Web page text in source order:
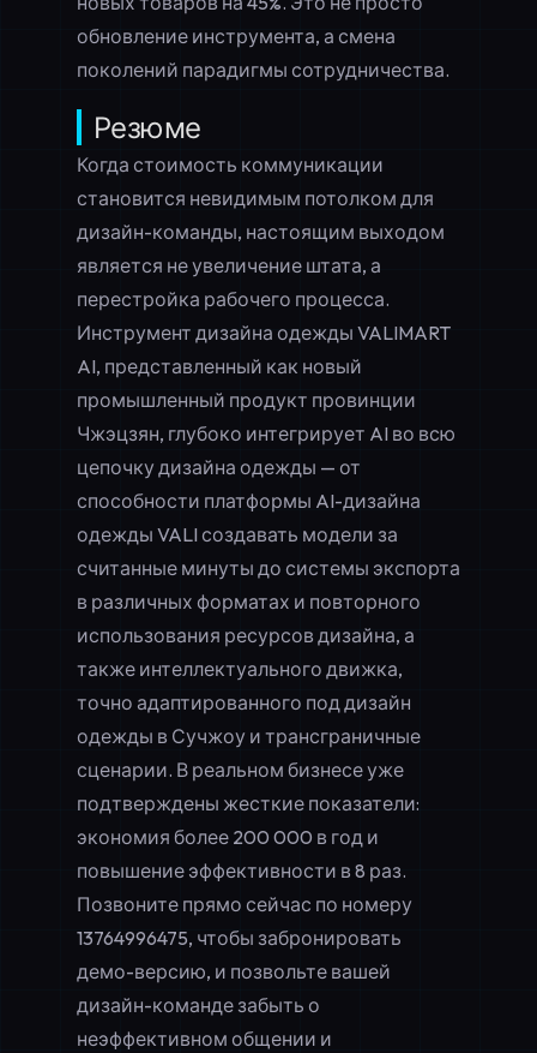
обновление инструмента, а смена
поколений парадигмы сотрудничества.
Резюме
Когда стоимость коммуникации
становится невидимым потолком для
дизайн-команды, настоящим выходом
является не увеличение штата, а
перестройка рабочего процесса.
Инструмент дизайна одежды VALIMART
AI, представленный как новый
промышленный продукт провинции
Чжэцзян, глубоко интегрирует AI во всю
цепочку дизайна одежды — от
способности платформы AI-дизайна
одежды VALI создавать модели за
считанные минуты до системы экспорта
в различных форматах и повторного
использования ресурсов дизайна, а
также интеллектуального движка,
точно адаптированного поддизайн
одежды в Сучжоу и трансграничные
сценарии. В реальном бизнесе уже
подтверждены жесткие показатели:
экономия более 200 000 в год и
повышение эффективности в 8 раз.
Позвоните прямо сейчас по номеру
13764996475, чтобы забронировать
демо-версию, и позвольте вашей
дизайн-команде забыть о
неэффективном общении и